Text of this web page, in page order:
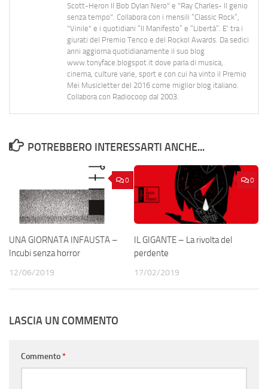
Scott-Heron Il Bob Dylan Nero" e "Ray Charles- Il genio
senza tempo". Collabora con i mensili “Classic Rock”,
"Vinile" e i quotidiani “Il Manifesto” e “Libertà”. E' tra i
giurati del Premio Tenco e del Rockol Awards. Da sedici
anni aggiorna quotidianamente il suo blog
www.tonyface.blogspot.it dove parla di musica,
cinema, culture varie, sport e con cui ha vinto il Premio
Mei Musicletter del 2016 come miglior blog italiano.
Collabora con Radiocoop dal 2003.
POTREBBERO INTERESSARTI ANCHE...
0
UNA GIORNATA INFAUSTA –
Incubi senza horror
12/06/2019
0
IL GIGANTE – La rivolta del
perdente
17/02/2019
LASCIA UN COMMENTO
Commento*